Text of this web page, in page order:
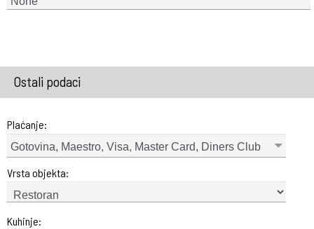
Ostali podaci
Plaćanje:
Gotovina, Maestro, Visa, Master Card, Diners Club
Vrsta objekta:
Kuhinje: